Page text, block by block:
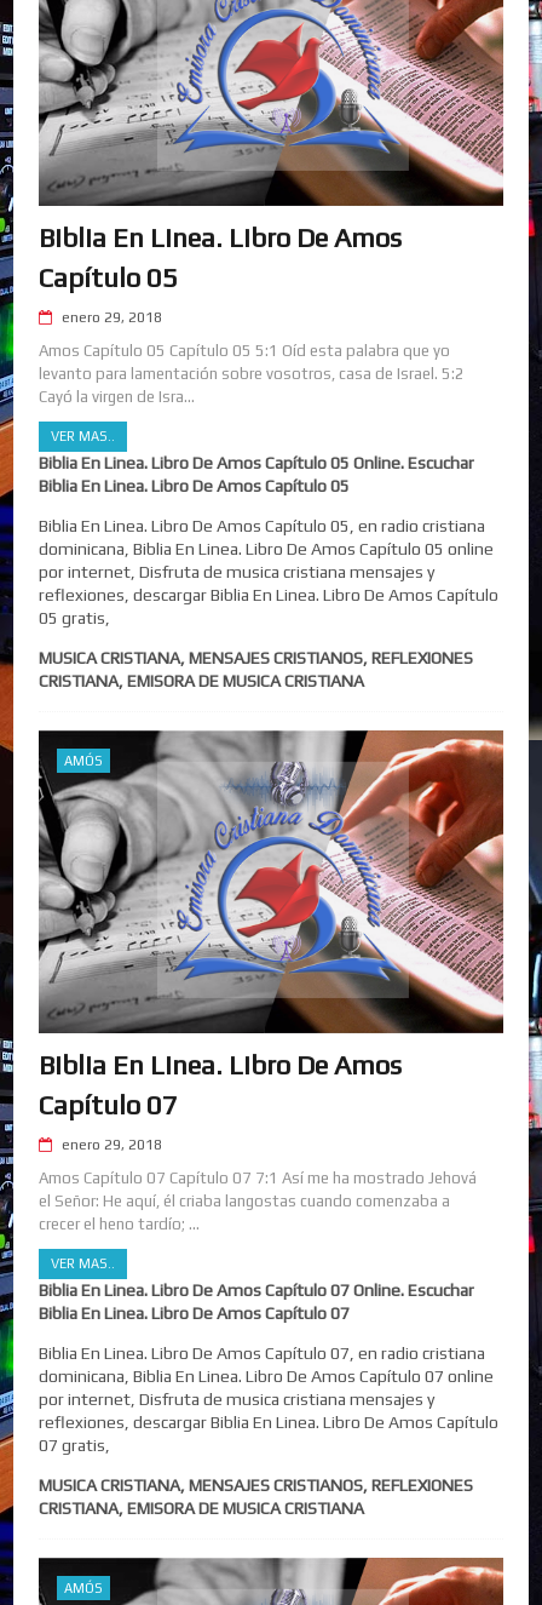
Biblia En Linea. Libro De Amos
Capítulo 05
enero 29, 2018
Amos Capítulo 05 Capítulo 05 5:1 Oíd esta palabra que yo
levanto para lamentación sobre vosotros, casa de Israel. 5:2
Cayó la virgen de Isra...
VER MAS..
Biblia En Linea. Libro De Amos Capítulo 05 Online. Escuchar
Biblia En Linea. Libro De Amos Capítulo 05
Biblia En Linea. Libro De Amos Capítulo 05, en radio cristiana
dominicana, Biblia En Linea. Libro De Amos Capítulo 05 online
por internet, Disfruta de musica cristiana mensajes y
reflexiones, descargar Biblia En Linea. Libro De Amos Capítulo
05 gratis,
MUSICA CRISTIANA, MENSAJES CRISTIANOS, REFLEXIONES
CRISTIANA, EMISORA DE MUSICA CRISTIANA
AMÓS
Biblia En Linea. Libro De Amos
Capítulo 07
enero 29, 2018
Amos Capítulo 07 Capítulo 07 7:1 Así me ha mostrado Jehová
el Señor: He aquí, él criaba langostas cuando comenzaba a
crecer el heno tardío; ...
VER MAS..
Biblia En Linea. Libro De Amos Capítulo 07 Online. Escuchar
Biblia En Linea. Libro De Amos Capítulo 07
Biblia En Linea. Libro De Amos Capítulo 07, en radio cristiana
dominicana, Biblia En Linea. Libro De Amos Capítulo 07 online
por internet, Disfruta de musica cristiana mensajes y
reflexiones, descargar Biblia En Linea. Libro De Amos Capítulo
07 gratis,
MUSICA CRISTIANA, MENSAJES CRISTIANOS, REFLEXIONES
CRISTIANA, EMISORA DE MUSICA CRISTIANA
AMÓS